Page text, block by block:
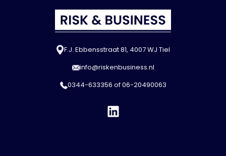
F.J. Ebbensstraat 81, 4007 WJ Tiel
info@riskenbusiness.nl
0344-633356 of06-20490063